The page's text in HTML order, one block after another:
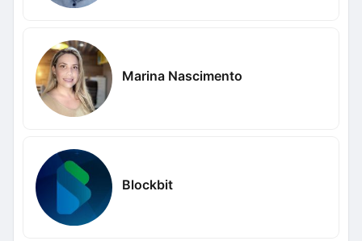
Marina Nascimento
Blockbit